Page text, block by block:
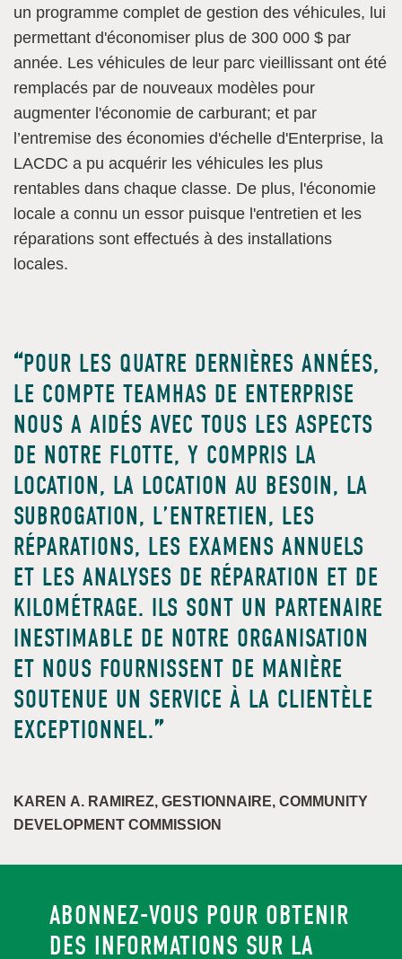
un programme complet de gestion des véhicules, lui
permettant d'économiser plus de 300 000 $ par
année. Les véhicules de leur parc vieillissant ont été
remplacés par de nouveaux modèles pour
augmenter l'économie de carburant; et par
l’entremise des économies d'échelle d'Enterprise, la
LACDC a pu acquérir les véhicules les plus
rentables dans chaque classe. De plus, l'économie
locale a connu un essor puisque l'entretien et les
réparations sont effectués à des installations
locales.
POUR LES QUATRE DERNIÈRES ANNÉES,
LE COMPTE TEAMHAS DE ENTERPRISE
NOUS A AIDÉS AVEC TOUS LES ASPECTS
DE NOTRE FLOTTE, Y COMPRIS LA
LOCATION, LA LOCATION AU BESOIN, LA
SUBROGATION, L’ENTRETIEN, LES
RÉPARATIONS, LES EXAMENS ANNUELS
ET LES ANALYSES DE RÉPARATION ET DE
KILOMÉTRAGE. ILS SONT UN PARTENAIRE
INESTIMABLE DE NOTRE ORGANISATION
ET NOUS FOURNISSENT DE MANIÈRE
SOUTENUE UN SERVICE À LA CLIENTÈLE
EXCEPTIONNEL.
KAREN A. RAMIREZ, GESTIONNAIRE, COMMUNITY
DEVELOPMENT COMMISSION
ABONNEZ-VOUS POUR OBTENIR
DES INFORMATIONS SUR LA